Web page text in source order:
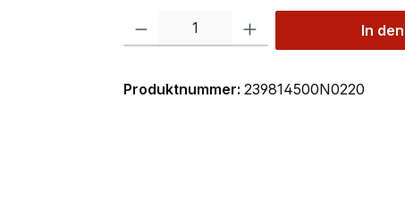
In
Produktnummer: 239814500N0220